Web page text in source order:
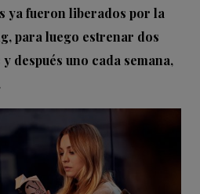
ya fueron liberados por la
para luego estrenar dos
después uno cada semana,